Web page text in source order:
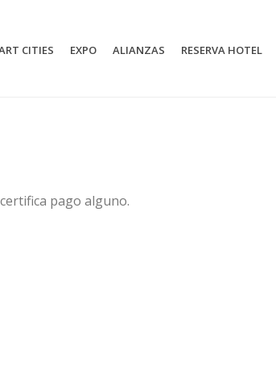
CITIES EXPO ALIANZAS RESERVA HOTEL
pago alguno.